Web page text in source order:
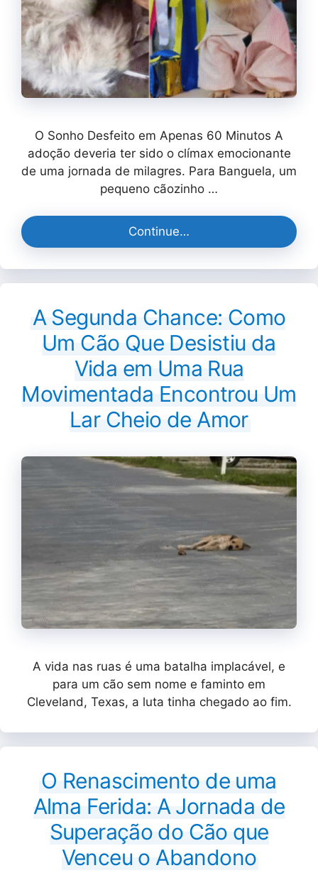
O Sonho Desfeito em Apenas 60 Minutos A
adoção deveria ter sido o clímax emocionante
de uma jornada de milagres. Para Banguela, um
pequeno cãozinho …
Continue…
A Segunda Chance: Como
Um Cão Que Desistiu da
Vida em Uma Rua
Movimentada Encontrou Um
Lar Cheio de Amor
A vida nas ruas é uma batalha implacável, e
para um cão sem nome e faminto em
Cleveland, Texas, a luta tinha chegado ao fim.
O Renascimento de uma
Alma Ferida: A Jornada de
Superação do Cão que
Venceu o Abandono